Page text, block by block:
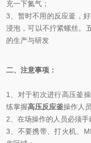
充一下氮气；
3、暂时不用的反应釜，
浸泡，可以不拧紧螺丝。
的生产与研发
二、注意事项：
1、对于初次进行高压釜
练掌握高压反应釜操作人
2、在场操作的人员必须
3、不要携带、打火机、